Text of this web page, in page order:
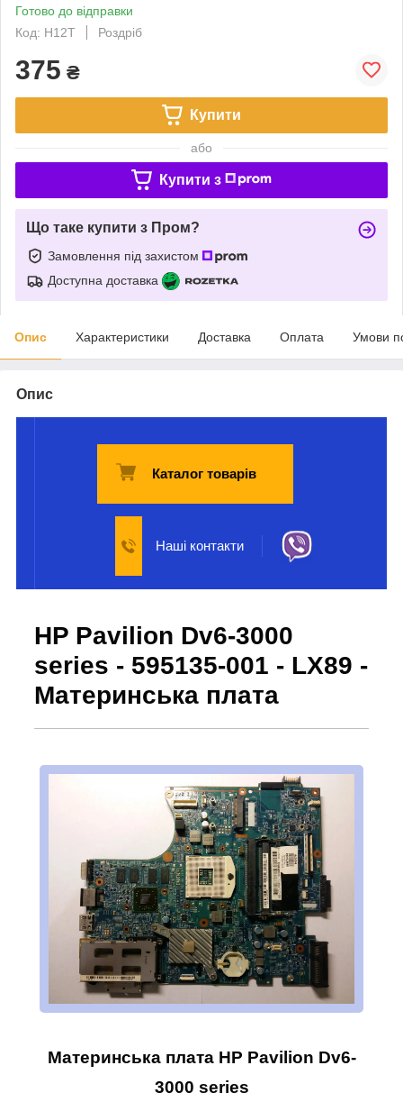
Готово до відправки
Код: H12T
Роздріб
375 ₴
Купити
або
Купити з
Що таке купити з Пром?
Замовлення під захистом
Доступна доставка
Опис Характеристики Доставка Оплата Умови
Опис
Каталог товарів
Наші контакти
HP Pavilion Dv6-3000
series - 595135-001 - LX89 -
Материнська плата
Материнська плата HP Pavilion Dv6-
3000 series